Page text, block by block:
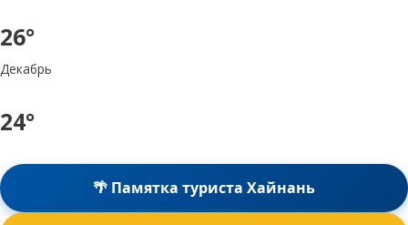
26°
Декабрь
24°
🌴 Памятка туриста Хайнань